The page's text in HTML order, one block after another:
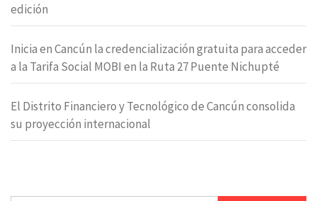
edición
Inicia en Cancún la credencialización gratuita para acceder
a la Tarifa Social MOBI en la Ruta 27 Puente Nichupté
El Distrito Financiero y Tecnológico de Cancún consolida
su proyección internacional